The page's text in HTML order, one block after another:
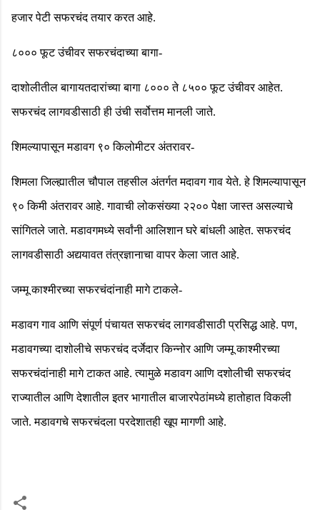
हजार पेटी सफरचंद तयार करत आहे.
८००० फूट उंचीवर सफरचंदाच्या बागा-
दाशोलीतील बागायतदारांच्या बागा ८००० ते ८५०० फूट उंचीवर आहेत.
सफरचंद लागवडीसाठी ही उंची सर्वोत्तम मानली जाते.
शिमल्यापासून मडावग ९० किलोमीटर अंतरावर-
शिमला जिल्ह्यातील चौपाल तहसील अंतर्गत मदावग गाव येते. हे शिमल्यापासून
९० किमी अंतरावर आहे. गावाची लोकसंख्या २२०० पेक्षा जास्त असल्याचे
सांगितले जाते. मडावगमध्ये सर्वांनी आलिशान घरे बांधली आहेत. सफरचंद
लागवडीसाठी अद्ययावत तंत्रज्ञानाचा वापर केला जात आहे.
जम्मू काश्मीरच्या सफरचंदांनाही मागे टाकले-
मडावग गाव आणि संपूर्ण पंचायत सफरचंद लागवडीसाठी प्रसिद्ध आहे. पण,
मडावगच्या दाशोलीचे सफरचंद दर्जेदार किन्नोर आणि जम्मू काश्मीरच्या
सफरचंदांनाही मागे टाकत आहे. त्यामुळे मडावग आणि दशोलीची सफरचंद
राज्यातील आणि देशातील इतर भागातील बाजारपेठांमध्ये हातोहात विकली
जाते. मडावगचे सफरचंदला परदेशातही खूप मागणी आहे.